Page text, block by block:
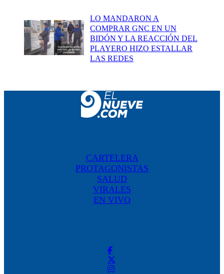
LO MANDARON A
COMPRAR GNC EN UN
BIDÓN Y LA REACCIÓN DEL
PLAYERO HIZO ESTALLAR
LAS REDES
CARTELERA
PROTAGONISTAS
SALUD
VIRALES
EN VIVO